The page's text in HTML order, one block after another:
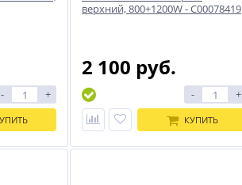
- +
верхний, 800+1200W - C00078419
2 100 руб.
- +
КУПИТЬ